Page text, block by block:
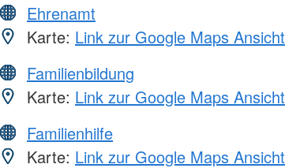
Ehrenamt
Karte: Link zur Google Maps Ansicht
Familienbildung
Karte: Link zur Google Maps Ansicht
Familienhilfe
Karte: Link zur Google Maps Ansicht